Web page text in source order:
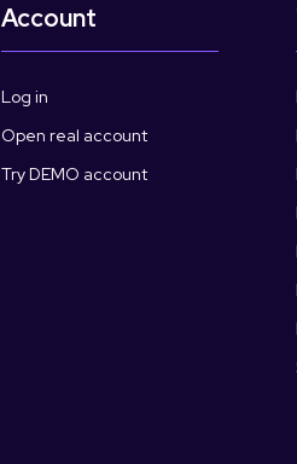
Account
Log in
Open real account
Try DEMO account